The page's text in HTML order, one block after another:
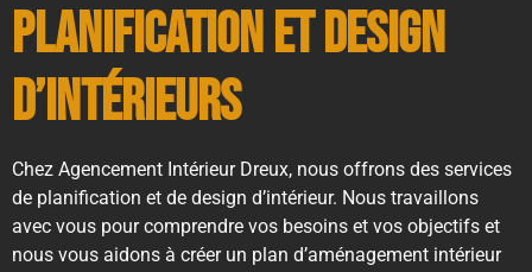
Planification et design
d’intérieurs
Chez Agencement Intérieur Dreux, nous offrons des services
de planification et de design d’intérieur. Nous travaillons
avec vous pour comprendre vos besoins et vos objectifs et
nous vous aidons à créer un plan d’aménagement intérieur